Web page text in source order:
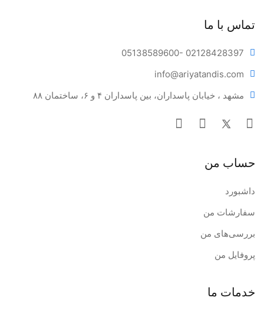
تماس با ما
05138589600- 02128428397
info@ariyatandis.com
مشهد ، خیابان پاسداران، بین پاسداران ۴ و ۶، ساختمان ۸۸
حساب من
داشبورد
سفارشات من
بررسی‌های من
پروفایل من
خدمات ما